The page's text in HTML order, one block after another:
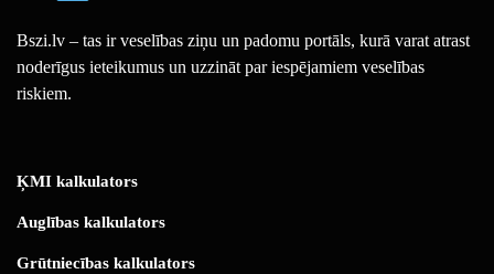
Bszi.lv – tas ir veselības ziņu un padomu portāls, kurā varat atrast
noderīgus ieteikumus un uzzināt par iespējamiem veselības
riskiem.
ĶMI kalkulators
Auglības kalkulators
Grūtniecības kalkulators